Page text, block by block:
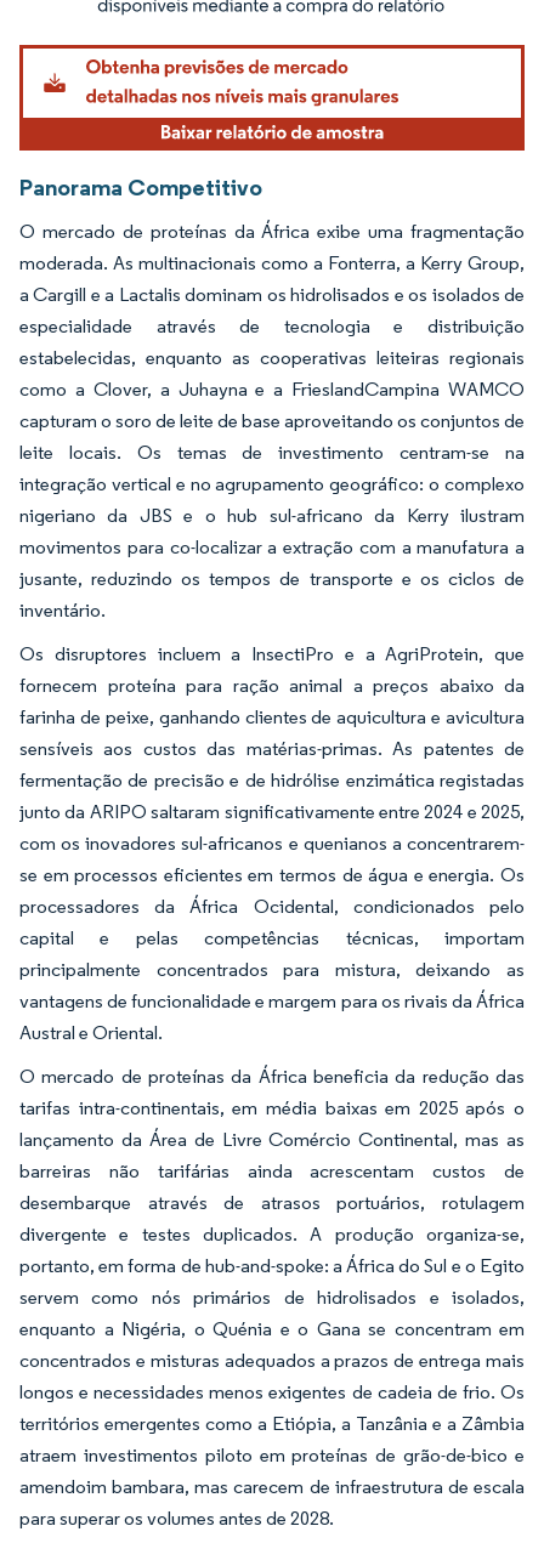
Panorama Competitivo
O mercado de proteínas da África exibe uma fragmentação
moderada. As multinacionais como a Fonterra, a Kerry Group,
a Cargill e a Lactalis dominam os hidrolisados e os isolados de
especialidade através de tecnologia e distribuição
estabelecidas, enquanto as cooperativas leiteiras regionais
como a Clover, a Juhayna e a FrieslandCampina WAMCO
capturam o soro de leite de base aproveitando os conjuntos de
leite locais. Os temas de investimento centram-se na
integração vertical e no agrupamento geográfico: o complexo
nigeriano da JBS e o hub sul-africano da Kerry ilustram
movimentos para co-localizar a extração com a manufatura a
jusante, reduzindo os tempos de transporte e os ciclos de
inventário.
Os disruptores incluem a InsectiPro e a AgriProtein, que
fornecem proteína para ração animal a preços abaixo da
farinha de peixe, ganhando clientes de aquicultura e avicultura
sensíveis aos custos das matérias-primas. As patentes de
fermentação de precisão e de hidrólise enzimática registadas
junto da ARIPO saltaram significativamente entre 2024 e 2025,
com os inovadores sul-africanos e quenianos a concentrarem-
se em processos eficientes em termos de água e energia. Os
processadores da África Ocidental, condicionados pelo
capital e pelas competências técnicas, importam
principalmente concentrados para mistura, deixando as
vantagens de funcionalidade e margem para os rivais da África
Austral e Oriental.
O mercado de proteínas da África beneficia da redução das
tarifas intra-continentais, em média baixas em 2025 após o
lançamento da Área de Livre Comércio Continental, mas as
barreiras não tarifárias ainda acrescentam custos de
desembarque através de atrasos portuários, rotulagem
divergente e testes duplicados. A produção organiza-se,
portanto, em forma de hub-and-spoke: a África do Sul e o Egito
servem como nós primários de hidrolisados e isolados,
enquanto a Nigéria, o Quénia e o Gana se concentram em
concentrados e misturas adequados a prazos de entrega mais
longos e necessidades menos exigentes de cadeia de frio. Os
territórios emergentes como a Etiópia, a Tanzânia e a Zâmbia
atraem investimentos piloto em proteínas de grão-de-bico e
amendoim bambara, mas carecem de infraestrutura de escala
para superar os volumes antes de 2028.